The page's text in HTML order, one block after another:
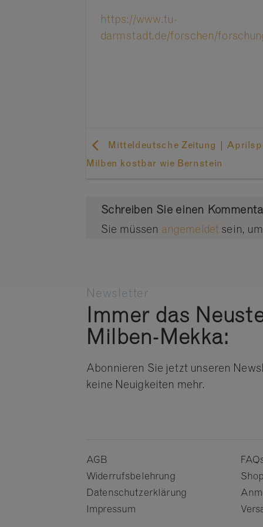
https://www.tu-
darmstadt.de/forschen/
Mitteldeutsche Zeitung |
Milben kostbar wie Bernstein
Schreiben Sie einen
Sie müssen angemeldet sein,
Newsletter
Immer das
Milben-Mekka:
Abonnieren Sie jetzt unseren
keine Neuigkeiten mehr.
AGB
Widerrufsbelehrung
Datenschutzerklärung
Impressum
Shop